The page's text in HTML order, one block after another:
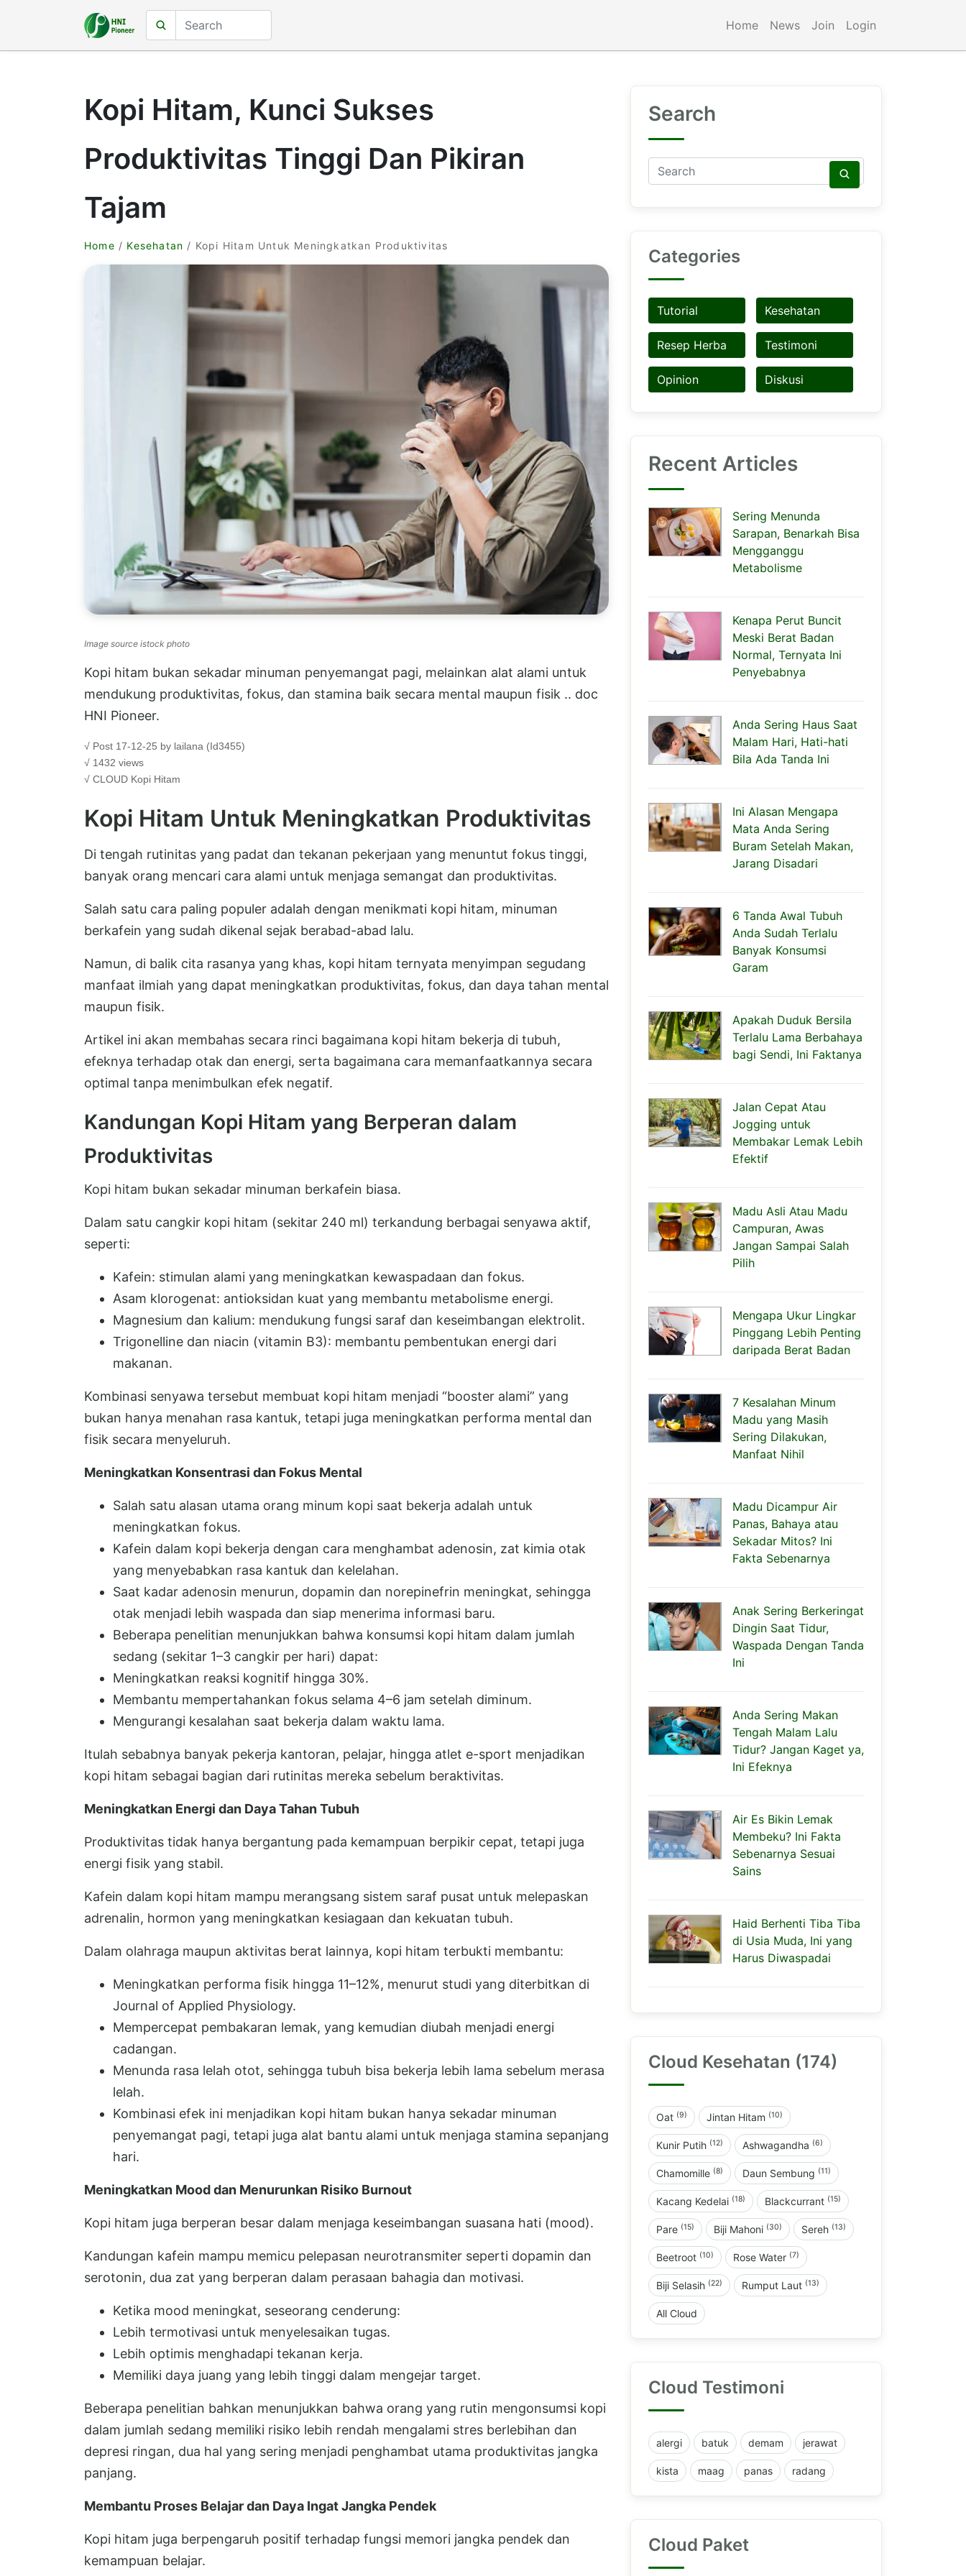
Home News Join Login
Kopi Hitam, Kunci Sukses
Produktivitas Tinggi Dan Pikiran
Tajam
Home / Kesehatan / Kopi Hitam Untuk Meningkatkan Produktivitas
Image source istock photo
Kopi hitam bukan sekadar minuman penyemangat pagi, melainkan alat alami untuk
mendukung produktivitas, fokus, dan stamina baik secara mental maupun fisik .. doc
HNI Pioneer.
√ Post 17-12-25 by lailana (Id3455)
√ 1432 views
√ CLOUD Kopi Hitam
Kopi Hitam Untuk Meningkatkan Produktivitas
Di tengah rutinitas yang padat dan tekanan pekerjaan yang menuntut fokus tinggi,
banyak orang mencari cara alami untuk menjaga semangat dan produktivitas.
Salah satu cara paling populer adalah dengan menikmati kopi hitam, minuman
berkafein yang sudah dikenal sejak berabad-abad lalu.
Namun, di balik cita rasanya yang khas, kopi hitam ternyata menyimpan segudang
manfaat ilmiah yang dapat meningkatkan produktivitas, fokus, dan daya tahan mental
maupun fisik.
Artikel ini akan membahas secara rinci bagaimana kopi hitam bekerja di tubuh,
efeknya terhadap otak dan energi, serta bagaimana cara memanfaatkannya secara
optimal tanpa menimbulkan efek negatif.
Kandungan Kopi Hitam yang Berperan dalam
Produktivitas
Kopi hitam bukan sekadar minuman berkafein biasa.
Dalam satu cangkir kopi hitam (sekitar 240 ml) terkandung berbagai senyawa aktif,
seperti:
Kafein: stimulan alami yang meningkatkan kewaspadaan dan fokus.
Asam klorogenat: antioksidan kuat yang membantu metabolisme energi.
Magnesium dan kalium: mendukung fungsi saraf dan keseimbangan elektrolit.
Trigonelline dan niacin (vitamin B3): membantu pembentukan energi dari
makanan.
Kombinasi senyawa tersebut membuat kopi hitam menjadi “booster alami” yang
bukan hanya menahan rasa kantuk, tetapi juga meningkatkan performa mental dan
fisik secara menyeluruh.
Meningkatkan Konsentrasi dan Fokus Mental
Salah satu alasan utama orang minum kopi saat bekerja adalah untuk
meningkatkan fokus.
Kafein dalam kopi bekerja dengan cara menghambat adenosin, zat kimia otak
yang menyebabkan rasa kantuk dan kelelahan.
Saat kadar adenosin menurun, dopamin dan norepinefrin meningkat, sehingga
otak menjadi lebih waspada dan siap menerima informasi baru.
Beberapa penelitian menunjukkan bahwa konsumsi kopi hitam dalam jumlah
sedang (sekitar 1–3 cangkir per hari) dapat:
Meningkatkan reaksi kognitif hingga 30%.
Membantu mempertahankan fokus selama 4–6 jam setelah diminum.
Mengurangi kesalahan saat bekerja dalam waktu lama.
Itulah sebabnya banyak pekerja kantoran, pelajar, hingga atlet e-sport menjadikan
kopi hitam sebagai bagian dari rutinitas mereka sebelum beraktivitas.
Meningkatkan Energi dan Daya Tahan Tubuh
Produktivitas tidak hanya bergantung pada kemampuan berpikir cepat, tetapi juga
energi fisik yang stabil.
Kafein dalam kopi hitam mampu merangsang sistem saraf pusat untuk melepaskan
adrenalin, hormon yang meningkatkan kesiagaan dan kekuatan tubuh.
Dalam olahraga maupun aktivitas berat lainnya, kopi hitam terbukti membantu:
Meningkatkan performa fisik hingga 11–12%, menurut studi yang diterbitkan di
Journal of Applied Physiology.
Mempercepat pembakaran lemak, yang kemudian diubah menjadi energi
cadangan.
Menunda rasa lelah otot, sehingga tubuh bisa bekerja lebih lama sebelum merasa
lelah.
Kombinasi efek ini menjadikan kopi hitam bukan hanya sekadar minuman
penyemangat pagi, tetapi juga alat bantu alami untuk menjaga stamina sepanjang
hari.
Meningkatkan Mood dan Menurunkan Risiko Burnout
Kopi hitam juga berperan besar dalam menjaga keseimbangan suasana hati (mood).
Kandungan kafein mampu memicu pelepasan neurotransmiter seperti dopamin dan
serotonin, dua zat yang berperan dalam perasaan bahagia dan motivasi.
Ketika mood meningkat, seseorang cenderung:
Lebih termotivasi untuk menyelesaikan tugas.
Lebih optimis menghadapi tekanan kerja.
Memiliki daya juang yang lebih tinggi dalam mengejar target.
Beberapa penelitian bahkan menunjukkan bahwa orang yang rutin mengonsumsi kopi
dalam jumlah sedang memiliki risiko lebih rendah mengalami stres berlebihan dan
depresi ringan, dua hal yang sering menjadi penghambat utama produktivitas jangka
panjang.
Membantu Proses Belajar dan Daya Ingat Jangka Pendek
Kopi hitam juga berpengaruh positif terhadap fungsi memori jangka pendek dan
kemampuan belajar.
Search
Categories
Tutorial Kesehatan
Resep Herba Testimoni
Opinion Diskusi
Recent Articles
Sering Menunda
Sarapan, Benarkah Bisa
Mengganggu
Metabolisme
Kenapa Perut Buncit
Meski Berat Badan
Normal, Ternyata Ini
Penyebabnya
Anda Sering Haus Saat
Malam Hari, Hati-hati
Bila Ada Tanda Ini
Ini Alasan Mengapa
Mata Anda Sering
Buram Setelah Makan,
Jarang Disadari
6 Tanda Awal Tubuh
Anda Sudah Terlalu
Banyak Konsumsi
Garam
Apakah Duduk Bersila
Terlalu Lama Berbahaya
bagi Sendi, Ini Faktanya
Jalan Cepat Atau
Jogging untuk
Membakar Lemak Lebih
Efektif
Madu Asli Atau Madu
Campuran, Awas
Jangan Sampai Salah
Pilih
Mengapa Ukur Lingkar
Pinggang Lebih Penting
daripada Berat Badan
7 Kesalahan Minum
Madu yang Masih
Sering Dilakukan,
Manfaat Nihil
Madu Dicampur Air
Panas, Bahaya atau
Sekadar Mitos? Ini
Fakta Sebenarnya
Anak Sering Berkeringat
Dingin Saat Tidur,
Waspada Dengan Tanda
Ini
Anda Sering Makan
Tengah Malam Lalu
Tidur? Jangan Kaget ya,
Ini Efeknya
Air Es Bikin Lemak
Membeku? Ini Fakta
Sebenarnya Sesuai
Sains
Haid Berhenti Tiba Tiba
di Usia Muda, Ini yang
Harus Diwaspadai
Cloud Kesehatan (174)
Oat (9) Jintan Hitam (10)
Kunir Putih (12) Ashwagandha (6)
Chamomille (8) Daun Sembung (11)
Kacang Kedelai (18) Blackcurrant (15)
Pare (15) Biji Mahoni (30) Sereh (13)
Beetroot (10) Rose Water (7)
Biji Selasih (22) Rumput Laut (13)
All Cloud
Cloud Testimoni
alergi batuk demam jerawat
kista maag panas radang
Cloud Paket